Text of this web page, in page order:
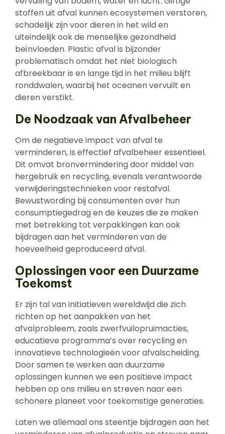
stoffen uit afval kunnen ecosystemen verstoren,
schadelijk zijn voor dieren in het wild en
uiteindelijk ook de menselijke gezondheid
beïnvloeden. Plastic afval is bijzonder
problematisch omdat het niet biologisch
afbreekbaar is en lange tijd in het milieu blijft
ronddwalen, waarbij het oceanen vervuilt en
dieren verstikt.
De Noodzaak van Afvalbeheer
Om de negatieve impact van afval te
verminderen, is effectief afvalbeheer essentieel.
Dit omvat bronvermindering door middel van
hergebruik en recycling, evenals verantwoorde
verwijderingstechnieken voor restafval.
Bewustwording bij consumenten over hun
consumptiegedrag en de keuzes die ze maken
met betrekking tot verpakkingen kan ook
bijdragen aan het verminderen van de
hoeveelheid geproduceerd afval.
Oplossingen voor een Duurzame
Toekomst
Er zijn tal van initiatieven wereldwijd die zich
richten op het aanpakken van het
afvalprobleem, zoals zwerfvuilopruimacties,
educatieve programma’s over recycling en
innovatieve technologieën voor afvalscheiding.
Door samen te werken aan duurzame
oplossingen kunnen we een positieve impact
hebben op ons milieu en streven naar een
schonere planeet voor toekomstige generaties.
Laten we allemaal ons steentje bijdragen aan het